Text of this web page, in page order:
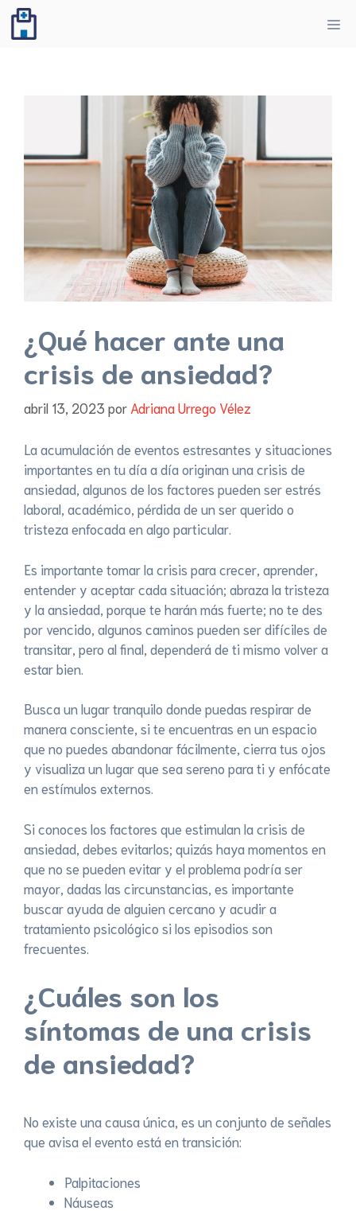
Saltar
¿Qué hacer ante una
crisis de ansiedad?
abril 13, 2023 por Adriana Urrego Vélez
La acumulación de eventos estresantes y situaciones
importantes en tu día a día originan una crisis de
ansiedad, algunos de los factores pueden ser estrés
laboral, académico, pérdida de un ser querido o
tristeza enfocada en algo particular.
Es importante tomar la crisis para crecer, aprender,
entender y aceptar cada situación; abraza la tristeza
y la ansiedad, porque te harán más fuerte; no te des
por vencido, algunos caminos pueden ser difíciles de
transitar, pero al final, dependerá de ti mismo volver a
estar bien.
Busca un lugar tranquilo donde puedas respirar de
manera consciente, si te encuentras en un espacio
que no puedes abandonar fácilmente, cierra tus ojos
y visualiza un lugar que sea sereno para ti y enfócate
en estímulos externos.
Si conoces los factores que estimulan la crisis de
ansiedad, debes evitarlos; quizás haya momentos en
que no se pueden evitar y el problema podría ser
mayor, dadas las circunstancias, es importante
buscar ayuda de alguien cercano y acudir a
tratamiento psicológico si los episodios son
frecuentes.
¿Cuáles son los
síntomas de una crisis
de ansiedad?
No existe una causa única, es un conjunto de señales
que avisa el evento está en transición:
Palpitaciones
Náuseas